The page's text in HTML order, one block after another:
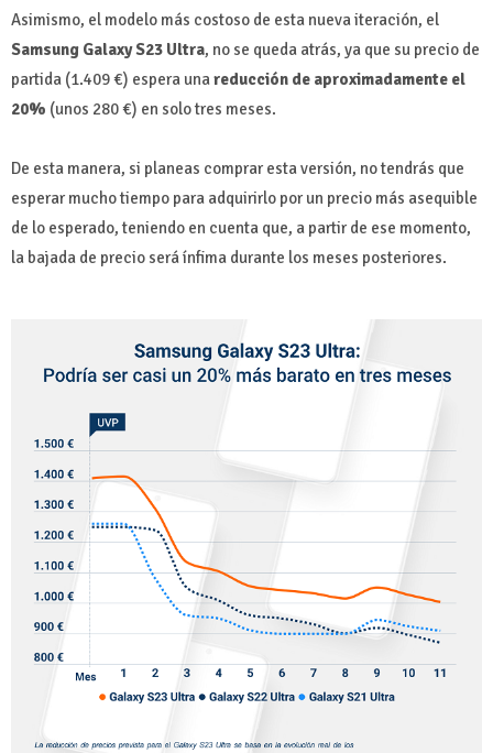
Asimismo, el modelo más costoso de esta nueva iteración, el
Samsung Galaxy S23 Ultra, no se queda atrás, ya que su precio de
partida (1.409 €) espera unareducción de aproximadamente el
20% (unos 280 €) en solo tres meses.
De esta manera, si planeas comprar esta versión, no tendrás que
esperar mucho tiempo para adquirirlo por un precio más asequible
de lo esperado, teniendo en cuenta que, a partir de ese momento,
la bajada de precio será ínfima durante los meses posteriores.